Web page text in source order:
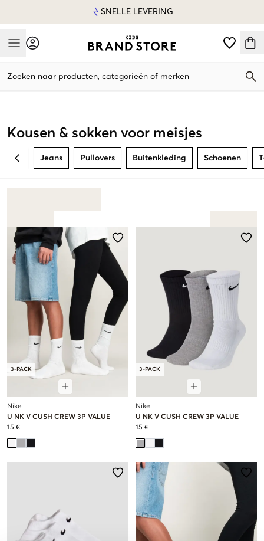
SNELLE LEVERING
Mobile Menu
Zoeken naar producten, categorieën of merken
Kousen & sokken voor meisjes
BACK Jeans Pullovers Buitenkleding Schoenen
3-PACK
Nike
U NK V CUSH CREW 3P VALUE
15 €
3-PACK
Nike
U NK V CUSH CREW 3P VALUE
15 €